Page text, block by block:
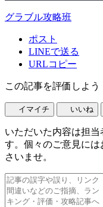
グラブル攻略班
ポスト
LINEで送る
URLコピー
この記事を評価しよう
イマイチ いいね
いただいた内容は担
す。個々のご意見に
さいませ。